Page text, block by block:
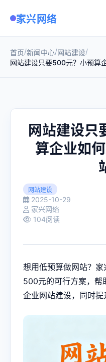
家兴网络
首页/新闻中心/网站建设/
网站建设只要500元？小预算
网站建设
算企业如
网站建设
2025-10-29
家兴网络
104阅读
想用低预算做网站？
500元的可行方案，帮
企业网站建设，同时提